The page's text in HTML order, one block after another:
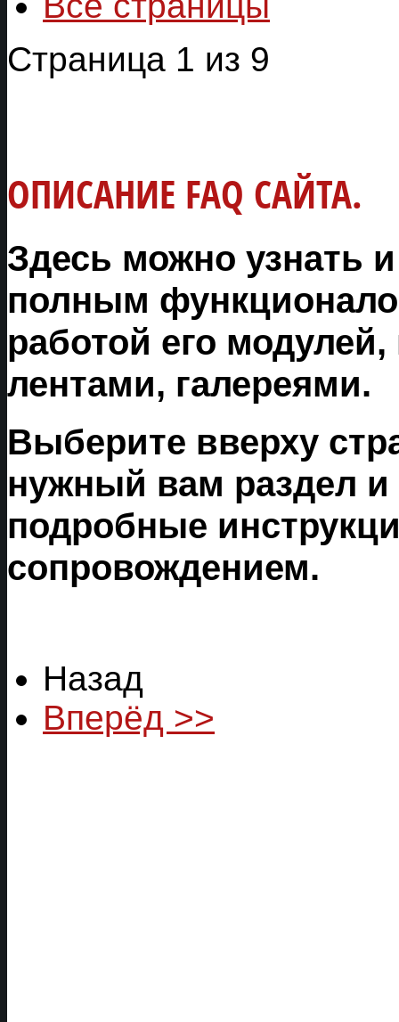
Страница 1 из 9
ОПИСАНИЕ FAQ САЙТА.
Здесь можно узнать
полным
работой его
лентами, галереями.
Выберите вверху
нужный вам раздел и
подробные
сопровождением.
Назад
Вперёд >>